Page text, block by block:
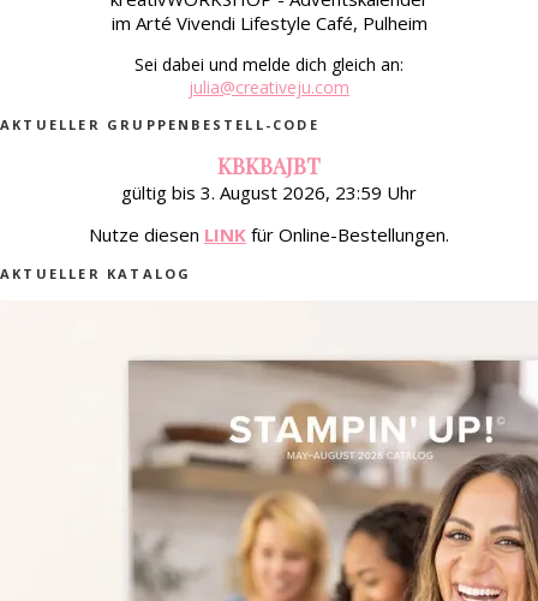
im Arté Vivendi Lifestyle Café, Pulheim
Sei dabei und melde dich gleich an:
julia@creativeju.com
AKTUELLER GRUPPENBESTELL-CODE
KBKBAJBT
gültig bis 3. August 2026, 23:59 Uhr
Nutze diesen LINK für Online-Bestellungen.
AKTUELLER KATALOG